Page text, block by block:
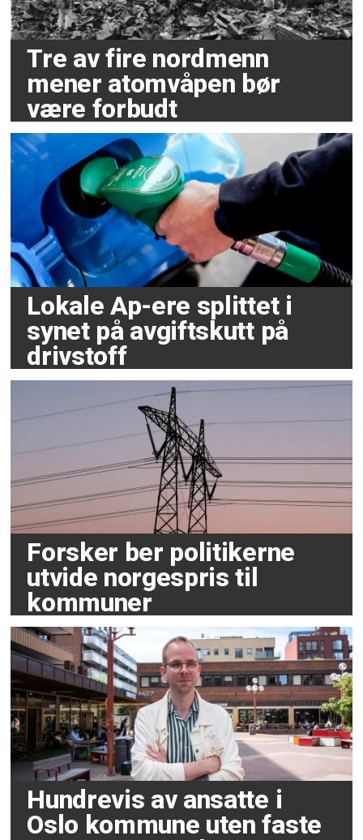
Tre av fire nordmenn
mener atomvåpen bør
være forbudt
Lokale Ap-ere splittet i
synet på avgiftskutt på
drivstoff
Forsker ber politikerne
utvide norgespris til
kommuner
Hundrevis av ansatte i
Oslo kommune uten faste